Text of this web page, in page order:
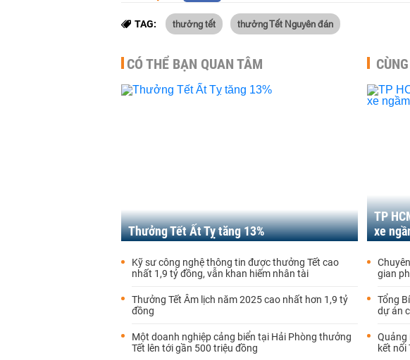
TAG: thưởng tết thưởng Tết Nguyên đán
CÓ THỂ BẠN QUAN TÂM
Thưởng Tết Ất Tỵ tăng 13%
Kỹ sư công nghệ thông tin được thưởng Tết cao
nhất 1,9 tỷ đồng, vẫn khan hiếm nhân tài
Thưởng Tết Âm lịch năm 2025 cao nhất hơn 1,9 tỷ
đồng
Một doanh nghiệp cảng biển tại Hải Phòng thưởng
Tết lên tới gần 500 triệu đồng
TP
xe
gian
Tổng
dự án
Quảng
kết nối